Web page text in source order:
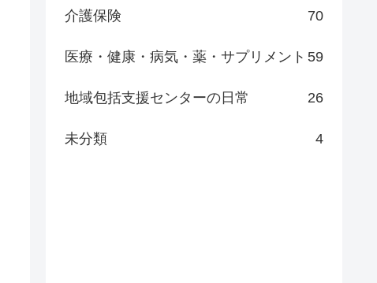
介護保険 70
医療・健康・病気・薬・サプリメント 59
地域包括支援センターの日常 26
未分類 4